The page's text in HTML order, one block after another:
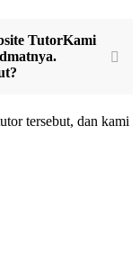
TutorKami
tersebut, dan kami